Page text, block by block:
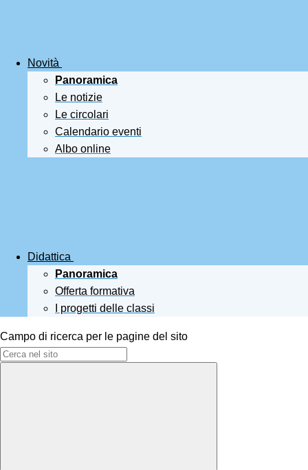
Novità
Panoramica
Le notizie
Le circolari
Calendario eventi
Albo online
Didattica
Panoramica
Offerta formativa
I progetti delle classi
Campo di ricerca per le pagine del sito